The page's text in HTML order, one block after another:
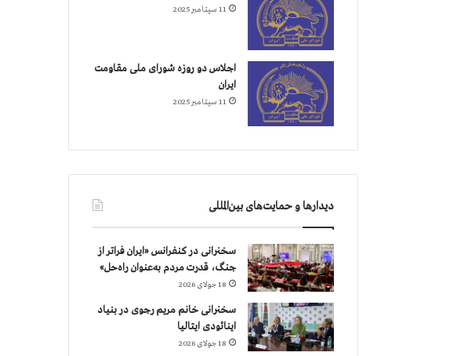
11 سپتامبر 2025
اجلاس دو روزه شورای ملی مقاومت
ایران
11 سپتامبر 2025
دیدارها و حمایت‌های بین‌المللی
سخنرانی در کنفرانس «ایران فراتر از
جنگ، قدرت مردم به‌عنوان راه‌حل»
18 جولای 2026
سخنرانی خانم مریم رجوی در بنیاد
اینائودی ایتالیا
18 جولای 2026